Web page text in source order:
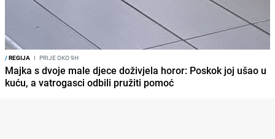
/REGIJA I PRIJE OKO 9H
Majka s dvoje male djece doživjela horor: Poskok joj ušao u
kuću, a vatrogasci odbili pružiti pomoć